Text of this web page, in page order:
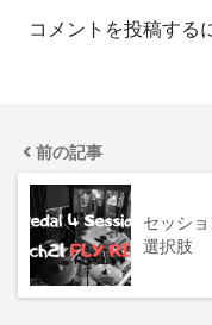
コメントを投稿する
前の記事
セッシ
選択肢